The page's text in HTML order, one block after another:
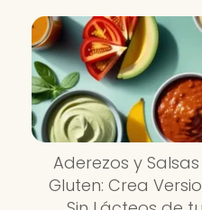
Aderezos y Salsas
Gluten: Crea